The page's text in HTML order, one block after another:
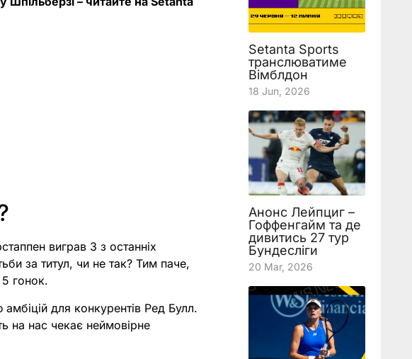
виграв 3 з останніх
за титул, чи не так? Тим паче,
5 гонок.
для конкурентів Ред Булл.
на нас чекає неймовірне
Setanta Sports
транслюватиме
Вімблдон
18 Jun, 2026
Анонс Лейпциг –
Гоффенгайм та де
дивитись 27 тур
Бундесліги
20 Mar, 2026